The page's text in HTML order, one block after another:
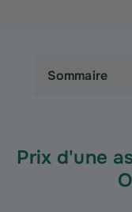
Sommaire
Prix d'une